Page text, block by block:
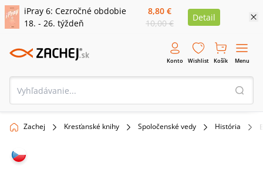
iPray 6: Cezročné obdobie
18. - 26. týždeň
8,80 €
10,00 €
Detail
Konto Wishlist Košík Menu
Zachej Kresťanské knihy Spoločenské vedy História